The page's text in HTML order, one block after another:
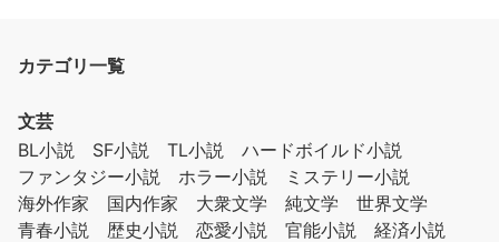
カテゴリ一覧
文芸
BL小説
SF小説 TL小説
ハードボイルド小説
ファンタジー小説
ホラー小説
ミステリー小説
海外作家
国内作家 大衆文学 純文学
世界文学
青春小説
歴史小説 恋愛小説 官能小説
経済小説